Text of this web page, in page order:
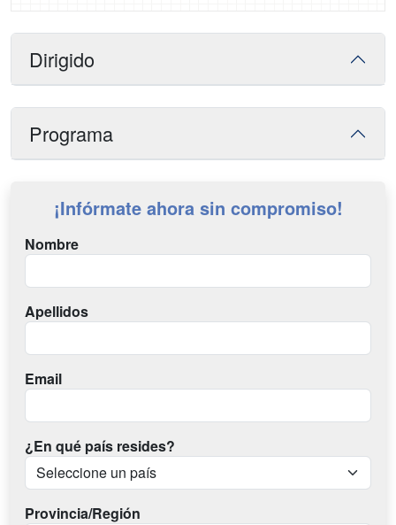
Dirigido
Programa
¡Infórmate ahora sin compromiso!
Nombre
Apellidos
Email
¿En qué país resides?
Provincia/Región